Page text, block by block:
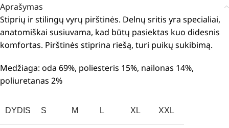
Aprašymas
Stiprių ir stilingų vyrų pirštinės. Delnų sritis yra specialiai,
anatomiškai susiuvama, kad būtų pasiektas kuo didesnis
komfortas. Pirštinės stiprina riešą, turi puikų sukibimą.
Medžiaga: oda 69%, poliesteris 15%, nailonas 14%,
poliuretanas 2%
DYDIS S M L XL XXL